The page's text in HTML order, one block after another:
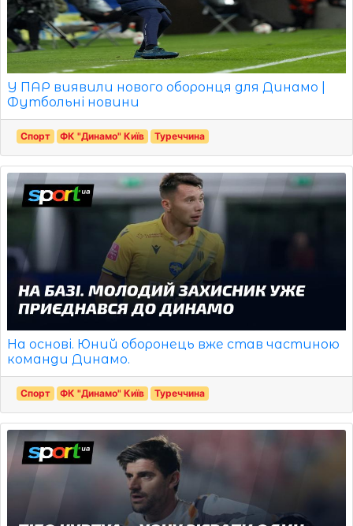
У ПАР виявили нового оборонця для Динамо |
Футбольні новини
Спорт ФК "Динамо" Київ Туреччина
На основі. Юний оборонець вже став частиною
команди Динамо.
Спорт ФК "Динамо" Київ Туреччина